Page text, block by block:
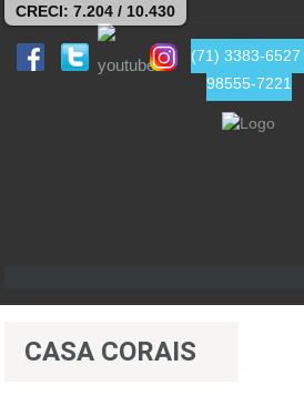
CRECI: 7.204 / 10.430
(71) 3383-6527
98555-7221
CASA CORAIS